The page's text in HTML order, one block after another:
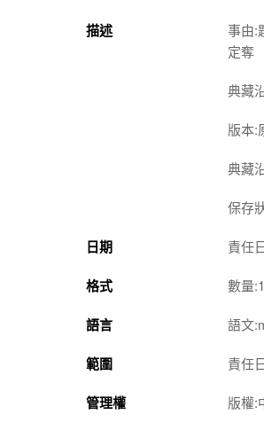
描述
事由:
定奪
典藏
版本:
典藏
保存
日期 責任
格式 數量:1
語言 語文
範圍 責任
管理權 版權: